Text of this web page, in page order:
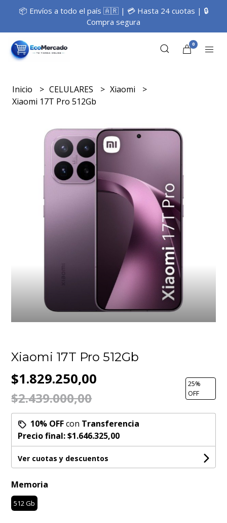
📦 Envíos a todo el país 🇦🇷 | 💳 Hasta 24 cuotas | 🔒
Compra segura
0
Inicio CELULARES
Xiaomi
Xiaomi 17T Pro 512Gb
Xiaomi 17T Pro 512Gb
$1.829.250,00
$2.439.000,00
25%
OFF
10% OFFcon Transferencia
Precio final:$1.646.325,00
Ver cuotas y descuentos
Memoria
512 Gb